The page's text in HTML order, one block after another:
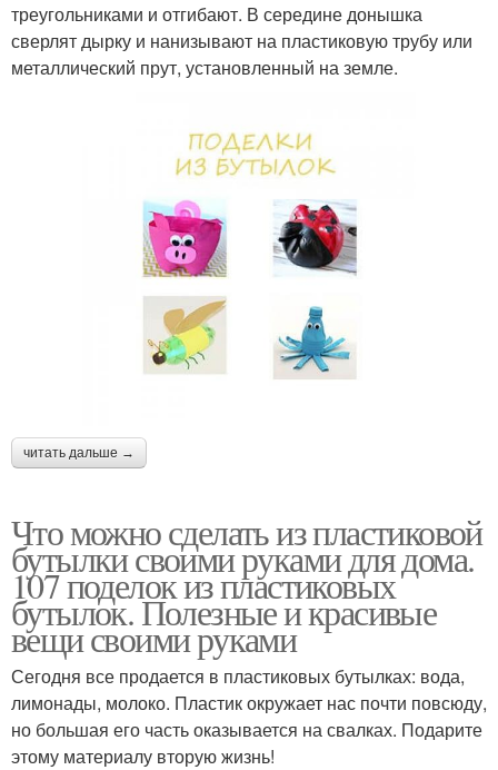
бутылок
треугольниками и отгибают. В середине донышка
сверлят дырку и нанизывают на пластиковую трубу или
металлический прут, установленный на земле.
читать дальше →
Что можно сделать из пластиковой
бутылки своими руками для дома.
107 поделок из пластиковых
бутылок. Полезные и красивые
вещи своими руками
Сегодня все продается в пластиковых бутылках: вода,
лимонады, молоко. Пластик окружает нас почти повсюду,
но большая его часть оказывается на свалках. Подарите
этому материалу вторую жизнь!